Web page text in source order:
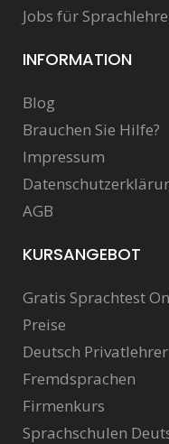
Jobs für
INFORMATION
Blog
Brauchen Sie Hilfe?
Impressum
AGB
KURSANGEBOT
Gratis Sprachtest
Preise
Deutsch
Fremdsprachen
Firmenkurs
Sprachschulen